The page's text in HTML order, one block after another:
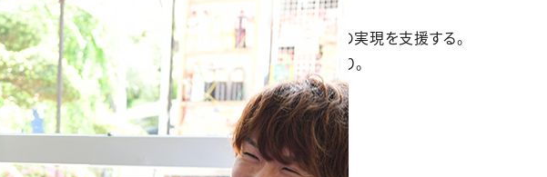
合う仕事。
声に耳を傾け、
ひとりひとりの想いと向き合い、その実現を支援する。
分らしく生きたい」 という想いのために、悩んでばかり。
仕事は奥深く面白い。